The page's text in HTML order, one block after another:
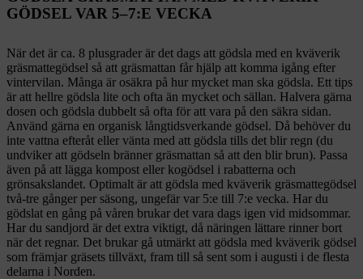
GÖDSEL VAR 5–7:E VECKA
När det är ca. 8 plusgrader är det dags att gödsla med en kväverik
gräsmattegödsel så att gräsmattan får hjälp att komma igång efter
vintervilan. Många är osäkra på hur mycket man ska gödsla. Ett tips
är att hellre gödsla lite och ofta än mycket och sällan. Halvera gärna
dosen och gödsla dubbelt så ofta för att vara på den säkra sidan.
Använd gärna en organisk långtidsverkande gödsel. Då behöver du
inte vattna efteråt eller vänta med att gödsla tills det blir regn (du
undviker att gödseln bränner gräsmattan så att den blir brun). Passa
även på att lägga kompost eller kogödsel i rabatterna och
grönsakslandet. Optimalt är att gödsla med kväverik gräsmattegödsel
två-tre gånger per säsong, ungefär var 5:e till 7:e vecka. Har du
gödslat en gång på våren brukar det vara dags igen vid midsommar.
Har du sandjord är det extra viktigt, då näringen lättare rinner bort
när det regnar. Det brukar gå utmärkt att gödsla med kväverik gödsel
som främjar gräsets tillväxt, fram till så sent som i augusti i de flesta
delarna i Norden.